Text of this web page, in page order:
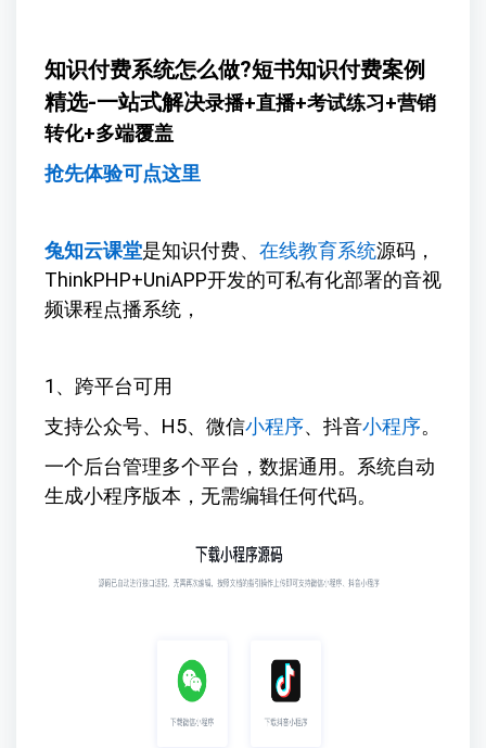
知识付费系统怎么做?短书知识付费案例
精选-一站式解决录播+直播+考试练习+营销
转化+多端覆盖
抢先体验可点这里
兔知云课堂是知识付费、 在线教育系统源码，
ThinkPHP+UniAPP开发的可私有化部署的音视
频课程点播系统，
1、跨平台可用
支持公众号、H5、微信小程序、抖音小程序。
一个后台管理多个平台，数据通用。系统自动
生成小程序版本，无需编辑任何代码。